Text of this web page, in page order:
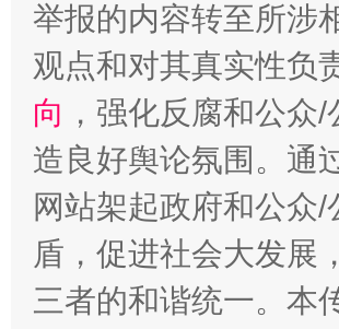
举报的内容转至所涉
观点和对其真实性负
向 ，强化反腐和公
造良好舆论氛围。通
网站架起政府和公众
盾，促进社会大发展
三者的和谐统一。本